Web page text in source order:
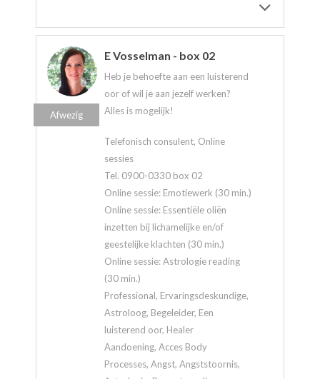
E Vosselman - box 02
Heb je behoefte aan een luisterend
oor of wil je aan jezelf werken?
Alles is mogelijk!
Telefonisch consulent, Online
sessies
Tel. 0900-0330 box 02
Online sessie: Emotiewerk (30 min.)
Online sessie: Essentiële oliën
inzetten bij lichamelijke en/of
geestelijke klachten (30 min.)
Online sessie: Astrologie reading
(30 min.)
Professional, Ervaringsdeskundige,
Astroloog, Begeleider, Een
luisterend oor, Healer
Aandoening, Acces Body
Processes, Angst, Angststoornis,
Afwezig